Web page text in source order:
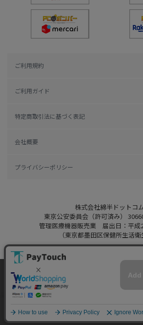
ご利用規約
ご利用ガイド
特定商取引法に基づく表記
会社概要
プライバシーポリシー
株式会社綿半ドットコ
東京公安委員会（許可済み）
管理医療機器販売業 届出日：平成
（東京都墨田区保健所生活衛
Copyright 2022
Powered by Watahan
当ウェブサイトでは、お客様により良いサ
をご提供するため、クッキーを利用していま
サイト利用を継続することにより、クッキ
細はこちら」をご覧ください。